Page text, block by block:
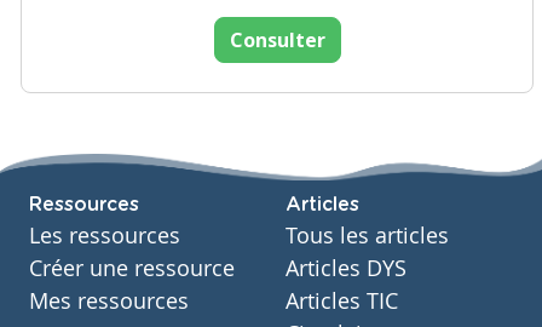
Consulter
Ressources
Les ressources
Créer une ressource
Mes ressources
Articles
Tous les articles
Articles DYS
Articles TIC